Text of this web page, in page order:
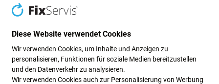
wie wir unsere Prozesse anpassen, um unseren
Fußabdruck zu verringern.
Weiterlesen
Newsletter-Fix
Diese Website verwendet Cookies
Wir verwenden Cookies, um Inhalte und Anzeigen zu
personalisieren, Funktionen für soziale Medien bereitzustellen
und den Datenverkehr zu analysieren.
Wir verwenden Cookies auch zur Personalisierung von Werbung